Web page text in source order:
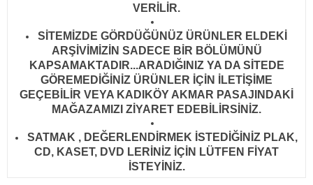
VERİLİR.
SİTEMİZDE GÖRDÜĞÜNÜZ ÜRÜNLER ELDEKİ
ARŞİVİMİZİN SADECE BİR BÖLÜMÜNÜ
KAPSAMAKTADIR...ARADIĞINIZ YA DA SİTEDE
GÖREMEDİĞİNİZ ÜRÜNLER İÇİN İLETİŞİME
GEÇEBİLİR VEYA KADIKÖY AKMAR PASAJINDAKİ
MAĞAZAMIZI ZİYARET EDEBİLİRSİNİZ.
SATMAK , DEĞERLENDİRMEK İSTEDİĞİNİZ PLAK,
CD, KASET, DVD LERİNİZ İÇİN LÜTFEN FİYAT
İSTEYİNİZ.